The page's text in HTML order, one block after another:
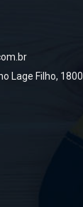
Lage Filho, 1800